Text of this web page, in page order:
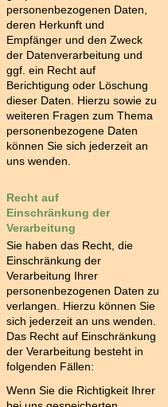
personenbezogenen Daten,
deren Herkunft und
Empfänger und den Zweck
der Datenverarbeitung und
ggf. ein Recht auf
Berichtigung oder Löschung
dieser Daten. Hierzu sowie zu
weiteren Fragen zum Thema
personenbezogene Daten
können Sie sich jederzeit an
uns wenden.
Recht auf
Einschränkung der
Verarbeitung
Sie haben das Recht, die
Einschränkung der
Verarbeitung Ihrer
personenbezogenen Daten zu
verlangen. Hierzu können Sie
sich jederzeit an uns wenden.
Das Recht auf Einschränkung
der Verarbeitung besteht in
folgenden Fällen:
Wenn Sie die Richtigkeit Ihrer